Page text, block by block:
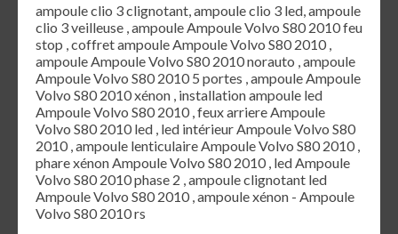
ampoule clio 3 clignotant, ampoule clio 3 led, ampoule
clio 3 veilleuse , ampoule Ampoule Volvo S80 2010 feu
stop , coffret ampoule Ampoule Volvo S80 2010 ,
ampoule Ampoule Volvo S80 2010 norauto , ampoule
Ampoule Volvo S80 2010 5 portes , ampoule Ampoule
Volvo S80 2010 xénon , installation ampoule led
Ampoule Volvo S80 2010 , feux arriere Ampoule
Volvo S80 2010 led , led intérieur Ampoule Volvo S80
2010 , ampoule lenticulaire Ampoule Volvo S80 2010 ,
phare xénon Ampoule Volvo S80 2010 , led Ampoule
Volvo S80 2010 phase 2 , ampoule clignotant led
Ampoule Volvo S80 2010 , ampoule xénon - Ampoule
Volvo S80 2010 rs